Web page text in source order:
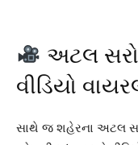
અટલ
વીડિયો
સાથે જ શહેરના અટલ